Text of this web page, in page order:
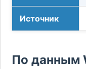
Источник
По данным